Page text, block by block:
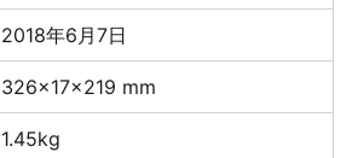
2018年6月7日
326x17x219 mm
1.45kg